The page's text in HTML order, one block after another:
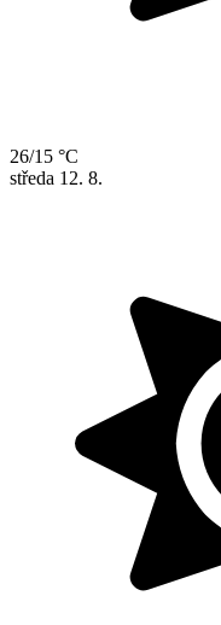
26/15 °C
středa 12. 8.